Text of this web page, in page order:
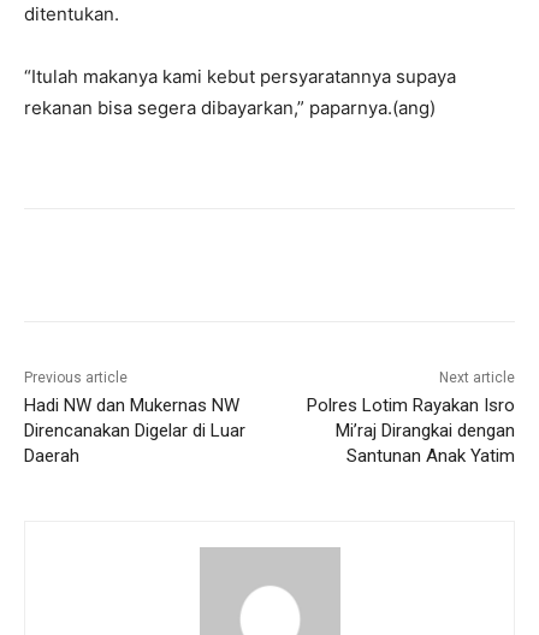
ditentukan.
“Itulah makanya kami kebut persyaratannya supaya
rekanan bisa segera dibayarkan,” paparnya.(ang)
Previous article
Hadi NW dan Mukernas NW
Direncanakan Digelar di Luar
Daerah
Next article
Polres Lotim Rayakan Isro
Mi’raj Dirangkai dengan
Santunan Anak Yatim